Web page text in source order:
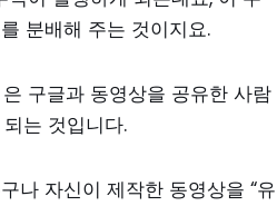
분배해 주는 것이지요.
구글과 동영상을 공유한 사람
는 것입니다.
나 자신이 제작한 동영상을 “유